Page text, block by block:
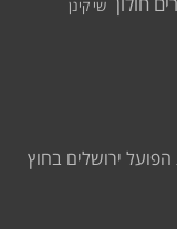
שי קינן